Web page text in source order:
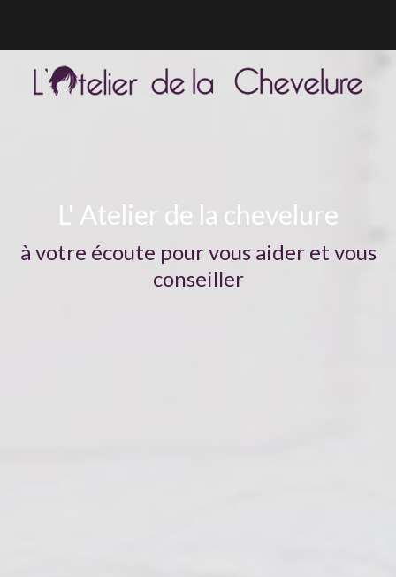
L' Atelier de la chevelure
à votre écoute pour vous aider et vous
conseiller